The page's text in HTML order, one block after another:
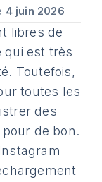
4 juin 2026
libres de
qui est très
Toutefois,
toutes les
des
de bon.